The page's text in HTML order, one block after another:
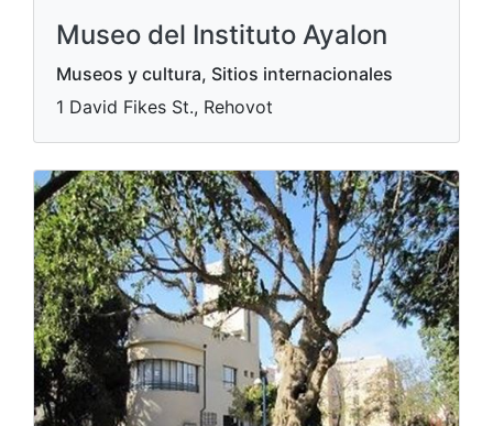
Museo del Instituto Ayalon
Museos y cultura, Sitios internacionales
1 David Fikes St., Rehovot